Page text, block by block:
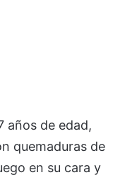
años de edad,
quemaduras de
en su cara y